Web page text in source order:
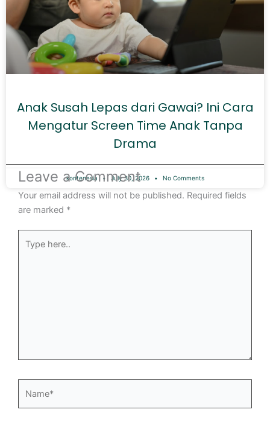
Anak Susah Lepas dari Gawai? Ini Cara
Mengatur Screen Time Anak Tanpa
Drama
kontenesia July 30, 2026 No Comments
Leave a Comment
Your email address will not be published. Required fields
are marked *
here..